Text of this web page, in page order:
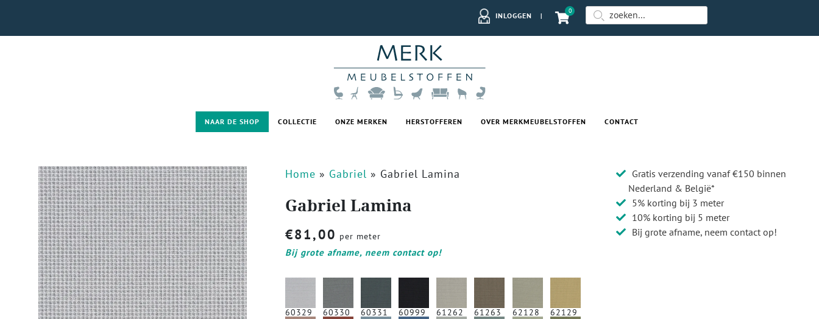
INLOGGEN |
0
NAAR DE SHOP COLLECTIE ONZE MERKEN HERSTOFFEREN OVER MERKMEUBELSTOFFEN CONTACT
Home » Gabriel » Gabriel Lamina
Gabriel Lamina
€81,00 per meter
Bij grote afname, neem contact op!
60329 60330 60331 60999 61262 61263 62128 62129
Gratis verzending vanaf €150 binnen
Nederland & België*
5% korting bij 3 meter
10% korting bij 5 meter
Bij grote afname, neem contact op!